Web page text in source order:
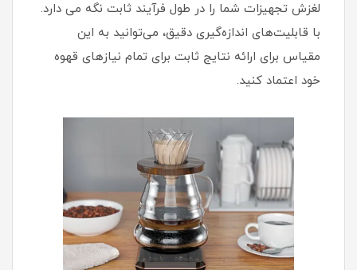
لغزش تجهیزات شما را در طول فرآیند ثابت نگه می دارد.
با قابلیت‌های اندازه‌گیری دقیق، می‌توانید به این
مقیاس برای ارائه نتایج ثابت برای تمام نیازهای قهوه
خود اعتماد کنید.